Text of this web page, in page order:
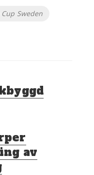
Cup Sweden
av